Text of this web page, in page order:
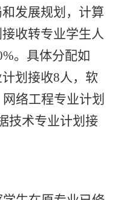
发展规划，计算
收转专业学生人
。 具体分配如
划接收8人，软
网络工程专业计划
技术专业计划接